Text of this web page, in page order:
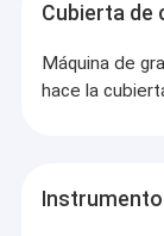
Cubierta de
Máquina de
hace la